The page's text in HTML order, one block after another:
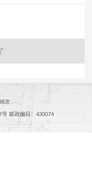
次
邮政编码：430074